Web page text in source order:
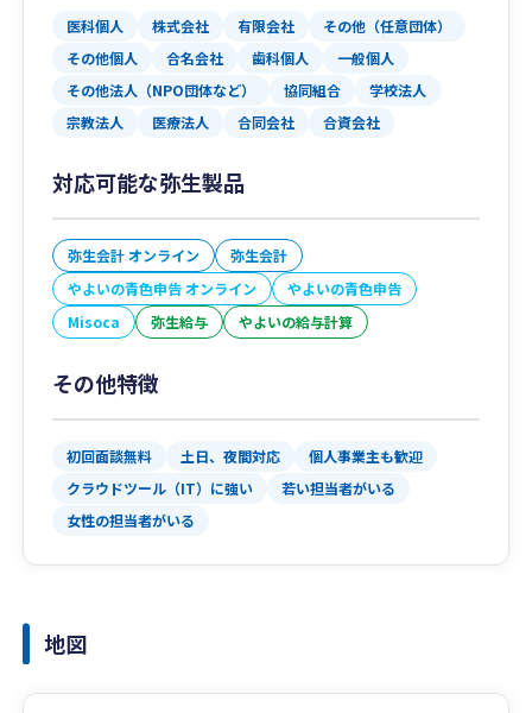
医科個人 株式会社 有限会社
その他（任意団体）
その他個人
合名会社 歯科個人
一般個人
その他法人（NPO団体など）
協同組合
学校法人
宗教法人
医療法人 合同会社 合資会社
対応可能な弥生製品
弥生会計 オンライン
弥生会計
やよいの青色申告 オンライン
やよいの青色申告
Misoca
弥生給与 やよいの給与計算
その他特徴
初回面談無料 土日、夜間対応
個人事業主も歓迎
クラウドツール（IT）に強い
若い担当者がいる
女性の担当者がいる
地図